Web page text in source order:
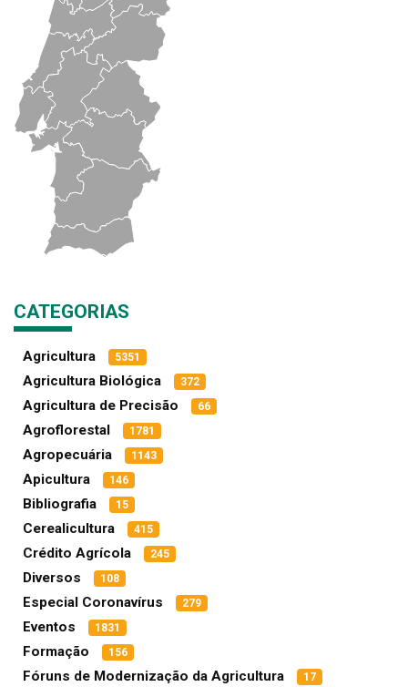
CATEGORIAS
Agricultura 5351
Agricultura Biológica 372
Agricultura de Precisão 66
Agroflorestal 1781
Agropecuária 1143
Apicultura 146
Bibliografia 15
Cerealicultura 415
Crédito Agrícola 245
Diversos 108
Especial Coronavírus 279
Eventos 1831
Formação 156
Fóruns de Modernização da Agricultura 17